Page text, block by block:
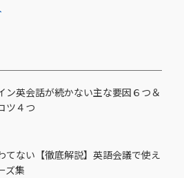
ン英会話が続かない主な要因６つ＆
ツ４つ
てない【徹底解説】英語会議で使え
ズ集